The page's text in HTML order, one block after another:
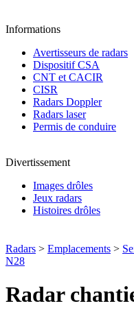
Informations
Avertisseurs de radars
Dispositif CSA
CNT et CACIR
CISR
Radars Doppler
Radars laser
Permis de conduire
Divertissement
Images drôles
Jeux radars
Histoires drôles
Radars > Emplacements >
N28
Radar